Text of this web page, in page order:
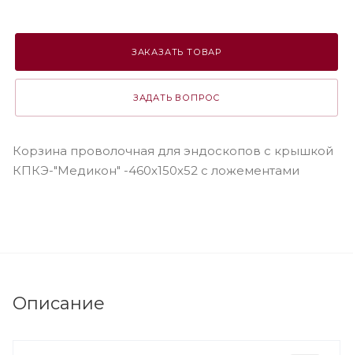
ЗАКАЗАТЬ ТОВАР
ЗАДАТЬ ВОПРОС
Корзина проволочная для эндоскопов с крышкой
КПКЭ-"Медикон" -460х150х52 с ложементами
Описание